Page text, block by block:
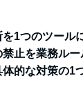
1つのツール
止を業務ルー
的な対策の1